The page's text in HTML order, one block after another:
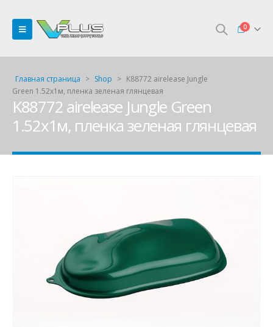
0
Главная страница > Shop > K88772 airelease Jungle
Green 1.52х1м, пленка зеленая глянцевая
K88772 airelease Jungle Green
1.52х1м, пленка зеленая глянцевая